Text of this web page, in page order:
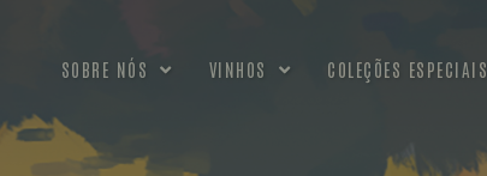
SOBRE NÓS VINHOS COLEÇÕES ESPECIAIS